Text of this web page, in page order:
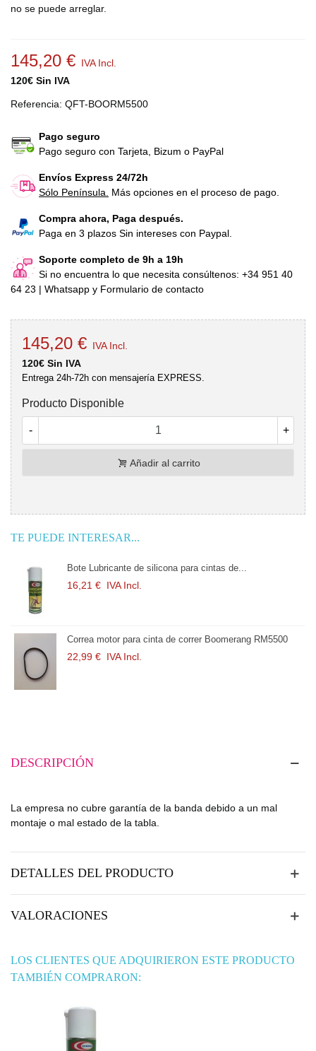
no se puede arreglar.
145,20 € IVA Incl.
120€ Sin IVA
Referencia: QFT-BOORM5500
Pago seguro
Pago seguro con Tarjeta, Bizum o PayPal
Envíos Express 24/72h
Sólo Península.
Más opciones en el proceso de pago.
Compra ahora, Paga después.
Paga en 3 plazos Sin intereses con Paypal.
Soporte completo de 9h a 19h
Si no encuentra lo que necesita consúltenos: +34 951 40
64 23 | Whatsapp y Formulario de contacto
145,20 € IVA Incl.
120€ Sin IVA
Entrega 24h-72h con mensajería EXPRESS.
Producto Disponible
- +
Añadir al carrito
TE PUEDE INTERESAR...
Bote Lubricante de silicona para cintas de...
16,21 € IVA Incl.
Correa motor para cinta de correr Boomerang
22,99 € IVA Incl.
DESCRIPCIÓN
La empresa no cubre garantía de la banda debido a un mal
montaje o mal estado de la tabla.
DETALLES DEL PRODUCTO
VALORACIONES
LOS CLIENTES QUE ADQUIRIERON ESTE PRODUCTO
TAMBIÉN COMPRARON: